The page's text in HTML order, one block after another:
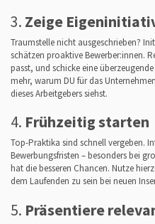
3. Zeige
Traumstelle nicht ausgeschrieben?
schätzen proaktive Bewerber:innen.
passt, und schicke eine
mehr, warum DU für das
dieses Arbeitgebers siehst.
4. Frühzeitig starten
Top-Praktika sind schnell vergeben.
Bewerbungsfristen – besonders bei
hat die besseren Chancen. Nutze
dem Laufenden zu sein bei neuen
5. Präsentiere